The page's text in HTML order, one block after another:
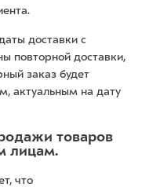
доставки с
повторной доставки,
заказ будет
актуальным на дату
товаров
лицам.
что